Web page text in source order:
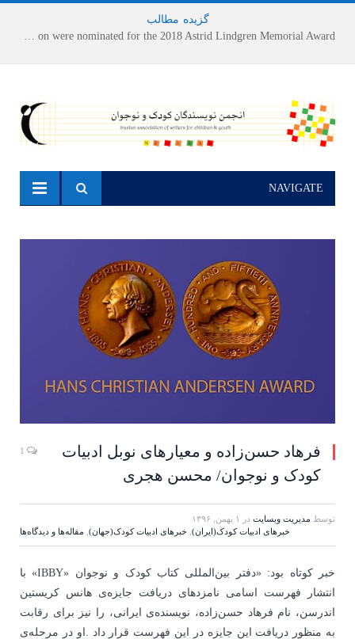
گزیده مطالب
NAVIGATE
فرهاد حسن‌زاده و معیارهای نوبل ادبیات
کودک و نوجوان/ محسن هجری
توسط مدیریت وبسایت در
۱ بهمن, ۱۳۹۶
خبرهای ادبیات کودک(ایران) خبرهای ادبیات کودک(جهان) مقاله‌ها و دیدگاه‌ها
خبر کوتاه بود: «دفتر بین‌المللی کتاب کودک و نوجوان «IBBY» با
انتشار فهرست اسامی نامزدهای دریافت جایزه‌ی هانس کریستین
اندرسن، نام فرهاد حسن‌زاده، نویسنده‌ی ایرانی، را نیز برای رقابت
به منظور دریافت این جایزه در این فهرست قرار داد .او در مرحله‌ی